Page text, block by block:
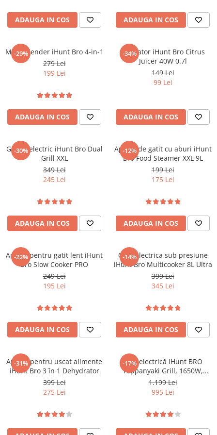
ADAUGA IN COS
ADAUGA IN COS
-29%
Multi Blender iHunt Bro 4-in-1
279 Lei
199 Lei
ADAUGA IN COS
-34%
Storcator iHunt Bro Citrus
Juicer 40W 0.7l
149 Lei
99 Lei
ADAUGA IN COS
-30%
Gratar electric iHunt Bro Dual
Grill XXL
349 Lei
245 Lei
ADAUGA IN COS
-12%
Aparat de gatit cu aburi iHunt
Bro Food Steamer XXL 9L
199 Lei
175 Lei
ADAUGA IN COS
-22%
Aparat pentru gatit lent iHunt
Bro Slow Cooker PRO
249 Lei
195 Lei
ADAUGA IN COS
-14%
Oala electrica sub presiune
iHunt Bro Multicooker 8L Ultra
399 Lei
345 Lei
ADAUGA IN COS
-31%
Aparat pentru uscat alimente
iHunt Bro 3 în 1 Dehydrator
399 Lei
275 Lei
-17%
Plită electrică iHunt BRO
Teppanyaki Grill, 1650W,
Placa detasabila
1.199 Lei
995 Lei